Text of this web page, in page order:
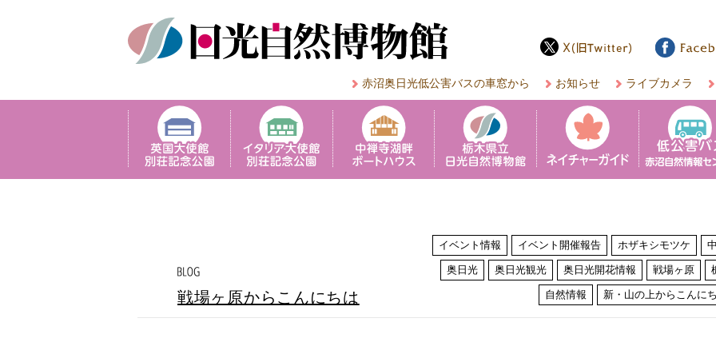
赤沼奥日光低公害バスの車窓から お知らせ ライブカメラ
戦場ヶ原からこんにちは
イベント情報 イベント開催報告 ホザキシモツケ
奥日光 奥日光観光 奥日光開花情報 戦場ヶ原
自然情報 新・山の上からこんに